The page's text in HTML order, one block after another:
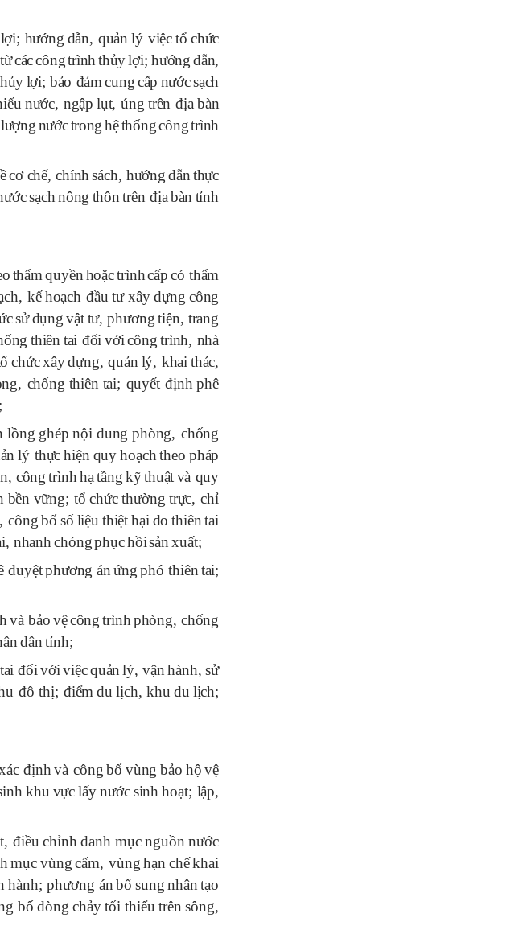
lợi; hướng dẫn, quản lý việc tổ chức
từcáccôngtrình thủylợi;hướngdẫn,
lợi; bảo đảm cungcấp nướcsạch
nước, ngập lụt, úng trên địa bàn
lượngnướctrong hệthốngcôngtrình
cơchế,chính sách, hướngdẫnthực
ướcsạchnông thôn trên địabàn tỉnh
thẩmquyềnhoặctrìnhcấpcó thẩm
, kế hoạch đầu tưxây dựng công
sửdụng vậttư,phươngtiện, trang
thiên tai đối vớicôngtrình, nhà
chứcxâydựng,quản lý, khai thác,
ng, chống thiên tai; quyếtđịnh phê
;
lồng ghép nội dung phòng, chống
lý thựchiện quyhoạch theo pháp
n, công trìnhhạtầngkỹthuậtvà quy
bền vững;tổ chức thường trực,chỉ
, công bố số liệu thiệthại do thiên tai
, nhanhchóngphụchồisảnxuất;
duyệtphương án ứng phóthiêntai;
vàbảovệcông trìnhphòng, chống
ândântỉnh;
tai đối vớiviệcquản lý,vậnhành,sử
đôthị; điểm du lịch,khu du lịch;
ácđịnh và công bố vùng bảo hộ vệ
khu vực lấynước sinh hoạt; lập,
, điều chỉnh danh mục nguồn nước
mụcvùngcấm, vùnghạn chếkhai
hành; phương án bổ sungnhântạo
bố dòng chảy tối thiểu trên sông,